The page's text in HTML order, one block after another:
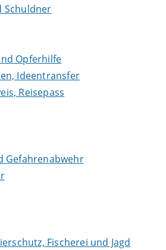
Schuldner
Opferhilfe
Ideentransfer
Reisepass
Gefahrenabwehr
Fischerei und Jagd